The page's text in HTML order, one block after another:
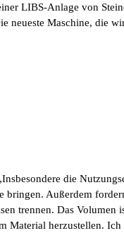
LIBS-Anlage von
Maschine, die
die
Außerdem
trennen. Das
herzustellen.